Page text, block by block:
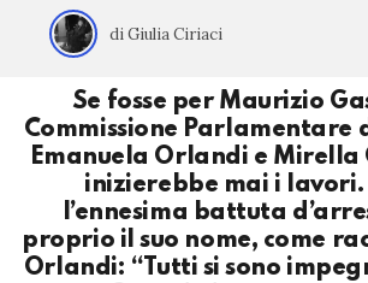
di Giulia Ciriaci
Se fosse per Maurizio
Commissione Parlamentare
Emanuela Orlandi e Mirella
inizierebbe mai i
l’ennesima battuta
proprio il suo nome, come
Orlandi: “Tutti si sono